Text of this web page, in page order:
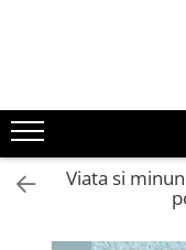
Tematică
Craciun
Activități
Atlase si enciclopedii
Viata si